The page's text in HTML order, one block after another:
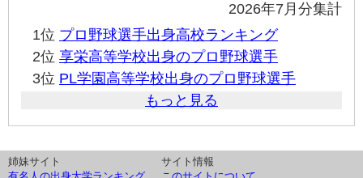
2026年7月分集計
1位 プロ野球選手出身高校ランキング
2位 享栄高等学校出身のプロ野球選手
3位 PL学園高等学校出身のプロ野球選手
もっと見る
姉妹サイト
サイト情報